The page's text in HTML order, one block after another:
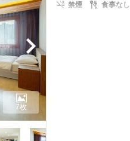
7枚
禁煙 食事なし